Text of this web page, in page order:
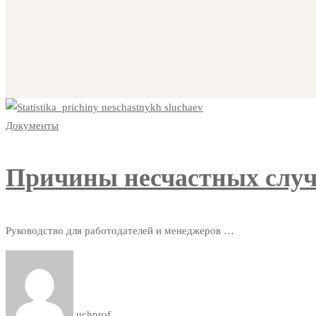
Документы
Причины несчастных
Руководство для работодателей и менеджеров …